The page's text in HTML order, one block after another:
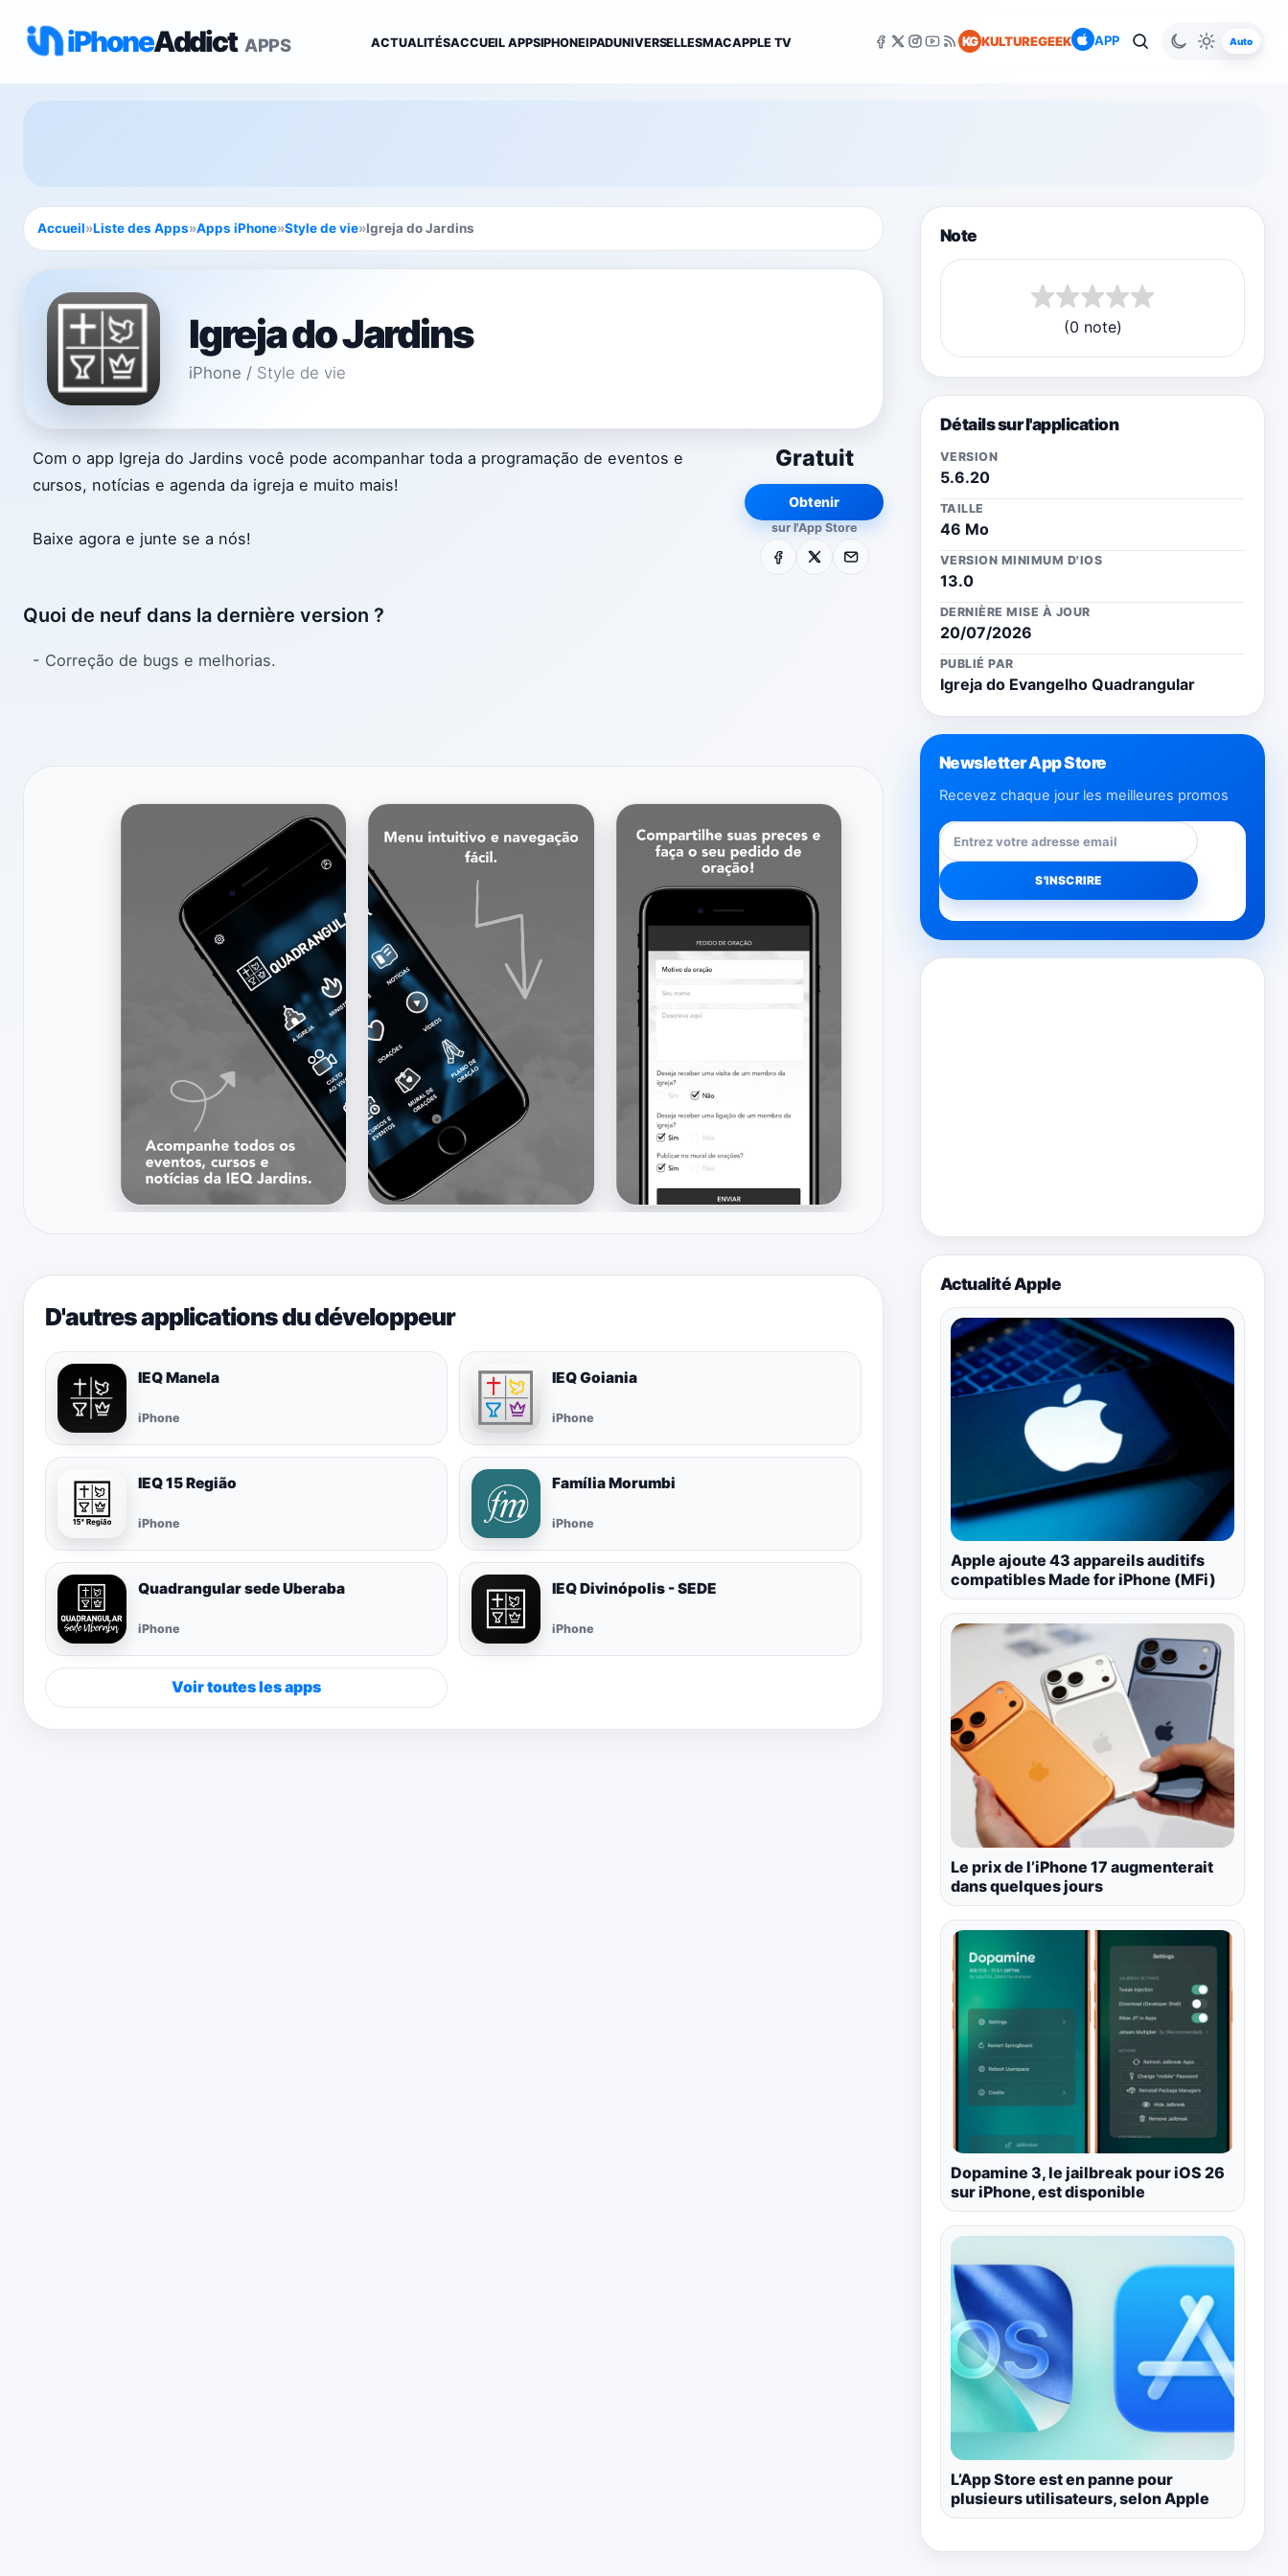
iPhoneAddict APPS ACTUALITÉSACCUEIL APPSIPHONEIPADUNIVERSELLESMACAPPLE TV KG KULTUREGEEK APP Auto
Accueil»Liste des Apps»Apps iPhone»Style de vie»Igreja do Jardins
Igreja do Jardins
iPhone / Style de vie
Gratuit
Obtenir
sur l'App Store
Facebook E-mail
Com o app Igreja do Jardins você pode acompanhar toda a programação de eventos e
cursos, notícias e agenda da igreja e muito mais!
Baixe agora e junte se a nós!
Quoi de neuf dans la dernière version ?
- Correção de bugs e melhorias.
D'autres applications du développeur
IEQ Manela
iPhone
IEQ Goiania
iPhone
IEQ 15 Região
iPhone
Família Morumbi
iPhone
Quadrangular sede Uberaba
iPhone
IEQ Divinópolis - SEDE
iPhone
Voir toutes les apps
Note
(0 note)
Détails sur l'application
VERSION
5.6.20
TAILLE
46 Mo
VERSION MINIMUM D'IOS
13.0
DERNIÈRE MISE À JOUR
20/07/2026
PUBLIÉ PAR
Igreja do Evangelho Quadrangular
Newsletter App Store
Recevez chaque jour les meilleures promos
Actualité Apple
Apple ajoute 43 appareils auditifs
compatibles Made for iPhone (MFi)
Le prix de l’iPhone 17 augmenterait
dans quelques jours
Dopamine 3, le jailbreak pour iOS 26
sur iPhone, est disponible
L’App Store est en panne pour
plusieurs utilisateurs, selon Apple